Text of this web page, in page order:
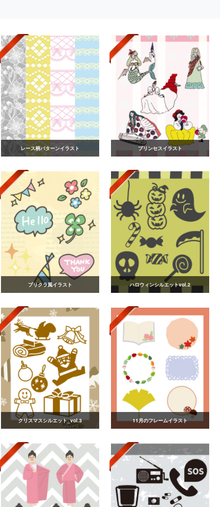
レース柄パターンイラスト プリンセスイラスト
プリクラ風イラスト ハロウィンシルエットvol.2
クリスマスシルエット_vol.3 11月のフレームイラスト